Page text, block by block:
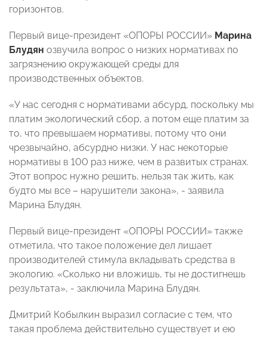
горизонтов.
Первый вице-президент «ОПОРЫ РОССИИ» Марина
Блудян озвучила вопрос о низких нормативах по
загрязнению окружающей среды для
производственных объектов.
«У нас сегодня с нормативами абсурд, поскольку мы
платим экологический сбор, а потом еще платим за
то, что превышаем нормативы, потому что они
чрезвычайно, абсурдно низки. У нас некоторые
нормативы в 100 раз ниже, чем в развитых странах.
Этот вопрос нужно решить, нельзя так жить, как
будто мы все – нарушители закона», - заявила
Марина Блудян.
Первый вице-президент «ОПОРЫ РОССИИ» также
отметила, что такое положение дел лишает
производителей стимула вкладывать средства в
экологию. «Сколько ни вложишь, ты не достигнешь
результата», - заключила Марина Блудян.
Дмитрий Кобылкин выразил согласие с тем, что
такая проблема действительно существует и ею